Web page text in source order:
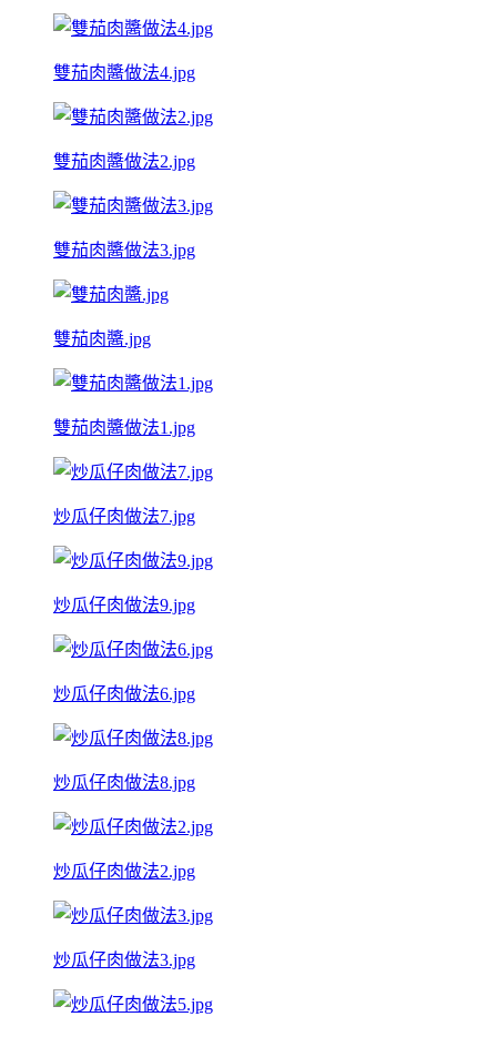
雙茄肉醬做法4.jpg
雙茄肉醬做法2.jpg
雙茄肉醬做法3.jpg
雙茄肉醬.jpg
雙茄肉醬做法1.jpg
炒瓜仔肉做法7.jpg
炒瓜仔肉做法9.jpg
炒瓜仔肉做法6.jpg
炒瓜仔肉做法8.jpg
炒瓜仔肉做法2.jpg
炒瓜仔肉做法3.jpg